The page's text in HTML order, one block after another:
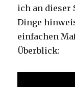
ich an dieser
Dinge
einfachen
Überblick: